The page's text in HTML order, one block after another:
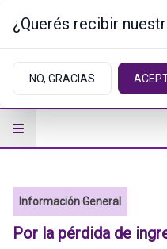
Información General
Por la pérdida de
¿Querés recibir
NO, GRACIAS